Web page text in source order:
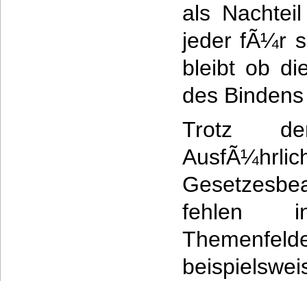
als
jeder fÃ¼r
bleibt ob
des
Trotz der
fehlen